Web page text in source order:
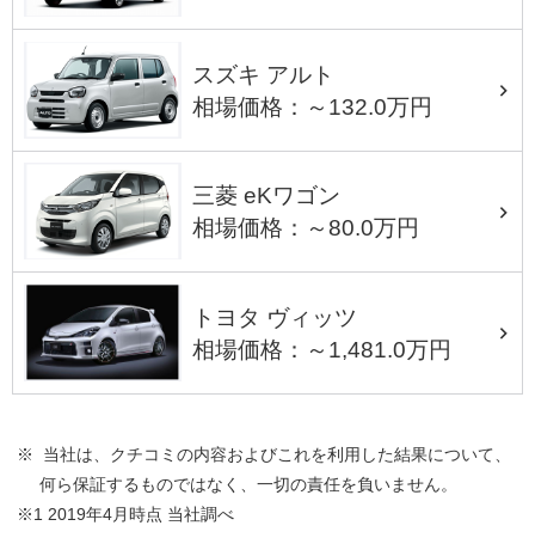
スズキ アルト
相場価格：～132.0万円
三菱 eKワゴン
相場価格：～80.0万円
トヨタ ヴィッツ
相場価格：～1,481.0万円
※ 当社は、クチコミの内容およびこれを利用した結果について、
何ら保証するものではなく、一切の責任を負いません。
※1 2019年4月時点 当社調べ